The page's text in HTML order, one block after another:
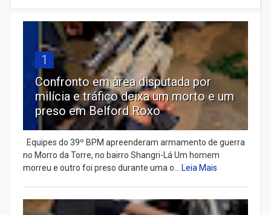
1
Confronto em área disputada por
milícia e tráfico deixa um morto e um
preso em Belford Roxo
Equipes do 39º BPM apreenderam armamento de guerra
no Morro da Torre, no bairro Shangri-Lá Um homem
morreu e outro foi preso durante uma o... Leia Mais